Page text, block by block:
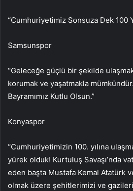
“Cumhuriyetimiz Sonsuza Dek 100
Samsunspor
“Geleceğe güçlü bir şekilde
korumak ve yaşatmakla
Bayramımız Kutlu Olsun.”
Konyaspor
“Cumhuriyetimizin 100. yılına
yürek olduk! Kurtuluş Savaşı’nda
eden başta Mustafa Kemal Atatürk
olmak üzere şehitlerimizi ve